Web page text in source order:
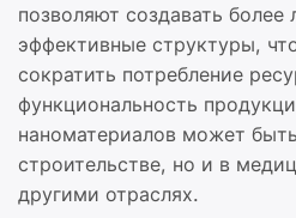
позволяют создавать более
эффективные структуры,
сократить потребление
функциональность
наноматериалов может
строительстве, но и в
другими отраслях.